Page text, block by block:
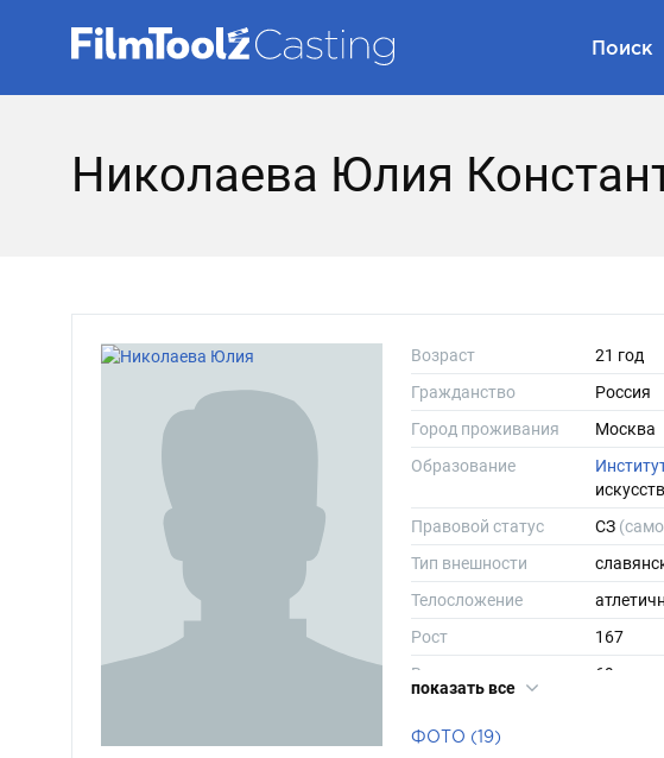
Поиск
Николаева Юлия
Возраст
21 год
Гражданство
Россия
Город проживания
Москва
Образование
Правовой статус
СЗ
Тип внешности
Телосложение
Рост
167
Вес
69
Размер обуви
показать все
ФОТО (19)